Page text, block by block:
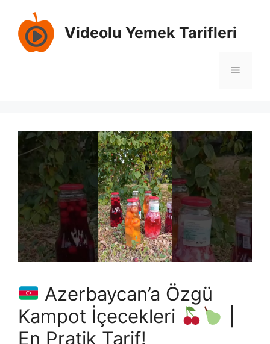
Videolu Yemek Tarifleri
Menü
Azerbaycan’a Özgü
Kampot İçecekleri
En Pratik Tarif!